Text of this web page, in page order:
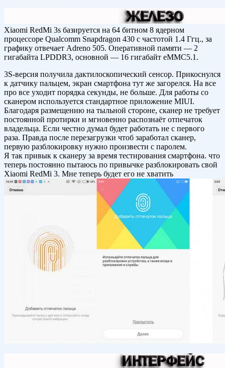
Xiaomi RedMi 3s базируется на 64 битном 8 ядерном
процессоре Qualcomm Snapdragon 430 с частотой 1.4 Ггц., за
графику отвечает Adreno 505. Оперативной памяти — 2
гигабайта LPDDR3, основной — 16 гигабайт eMMC5.1.
3S-версия получила дактилоскопический сенсор. Прикоснулся
к датчику пальцем, экран смартфона тут же загорелся. На все
про все уходит порядка секунды, не больше. Для работы со
сканером используется стандартное приложение MIUI.
Благодаря размещению на тыльной стороне, сканер не требует
постоянной протирки и мгновенно распознаёт отпечаток
владельца. Если честно думал будет работать не с первого
раза. Правда после перезагрузки чтоб заработал сканер,
первую разблокировку нужно произвести с паролем.
Я так привык к сканеру за время тестирования смартфона. что
теперь постоянно пытаюсь по привычке разблокировать свой
Xiaomi RedMi 3. Мне теперь будет его не хватить